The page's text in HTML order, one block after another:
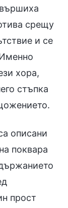
срещу
и се
хора,
стъпка
описани
поквара
прост